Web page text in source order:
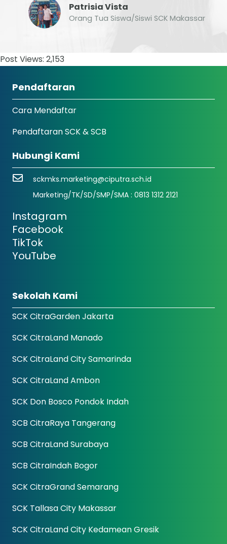
Patrisia Vista
Orang Tua Siswa/Siswi SCK Makassar
Post Views: 2,153
Pendaftaran
Cara Mendaftar
Pendaftaran SCK & SCB
Hubungi Kami
sckmks.marketing@ciputra.sch.id
Marketing/TK/SD/SMP/SMA : 0813 1312 2121
Instagram
Facebook
TikTok
YouTube
Sekolah Kami
SCK CitraGarden Jakarta
SCK CitraLand Manado
SCK CitraLand City Samarinda
SCK CitraLand Ambon
SCK Don Bosco Pondok Indah
SCB CitraRaya Tangerang
SCB CitraLand Surabaya
SCB CitraIndah Bogor
SCK CitraGrand Semarang
SCK Tallasa City Makassar
SCK CitraLand City Kedamean Gresik